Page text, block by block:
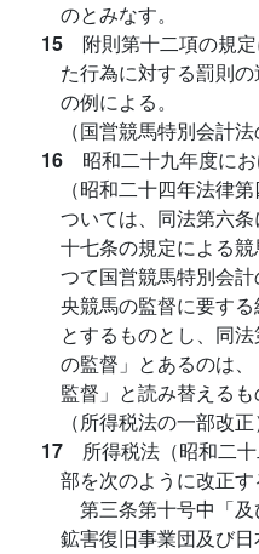
のとみなす。
15 附則第十二項の規
た行為に対する罰則
の例による。
（国営競馬特別会計法
16 昭和二十九年度に
（昭和二十四年法律
ついては、同法第六
十七条の規定による
つて国営競馬特別会
央競馬の監督に要す
とするものとし、同
の監督」とあるのは
監督」と読み替えるも
（所得税法の一部改正
17 所得税法（昭和二
部を次のように改正す
第三条第十号中「及
鉱害復旧事業団及び日